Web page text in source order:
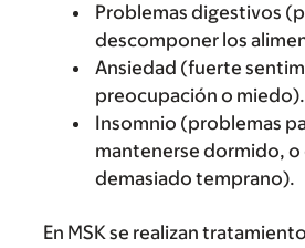
Problemas digestivos
descomponer los
Ansiedad (fuerte
preocupación o miedo).
Insomnio (problemas
mantenerse dormido,
demasiado temprano).
En MSK se realizan